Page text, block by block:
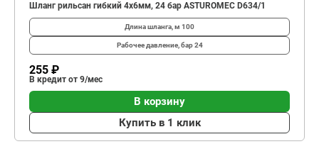
Шланг рильсан гибкий 4x6мм, 24 бар ASTUROMEC D634/1
Длина шланга, м 100
Рабочее давление, бар24
255 ₽
В кредит от 9/мес
В корзину
Купить в 1 клик